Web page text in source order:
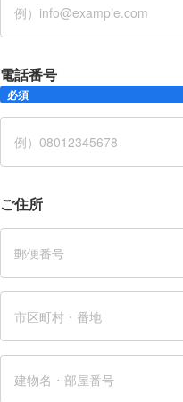
電話番号
必須
ご住所